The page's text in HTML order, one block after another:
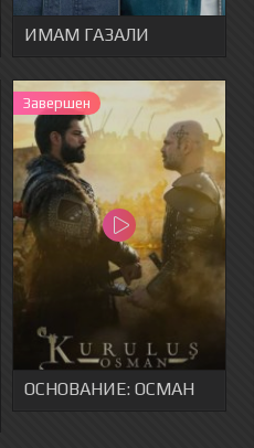
ИМАМ ГАЗАЛИ
Завершен
ОСНОВАНИЕ: ОСМАН